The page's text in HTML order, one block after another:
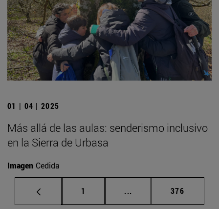
01 | 04 | 2025
Más allá de las aulas: senderismo inclusivo
en la Sierra de Urbasa
Imagen Cedida
Página
1 ... Páginas intermedias
Página
376